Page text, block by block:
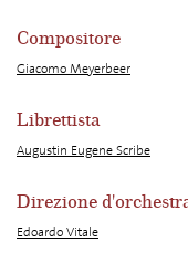
Compositore
Giacomo Meyerbeer
Librettista
Augustin Eugene Scribe
Direzione
Edoardo Vitale